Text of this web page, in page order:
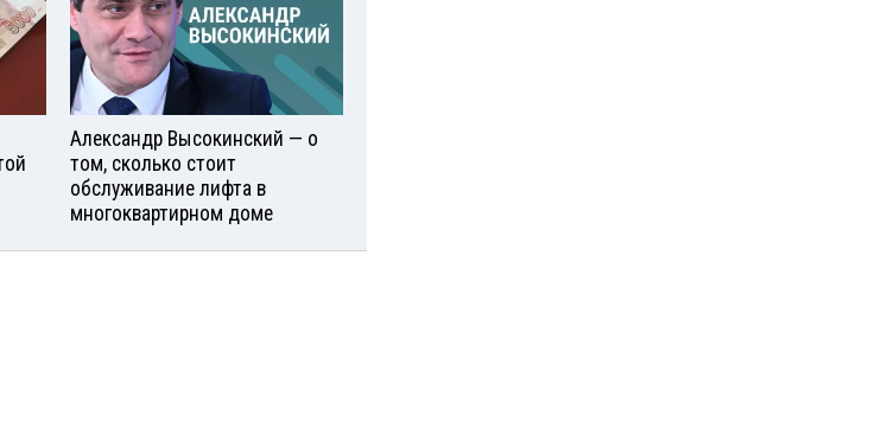
Александр Высокинский — о
том, сколько стоит
обслуживание лифта в
многоквартирном доме